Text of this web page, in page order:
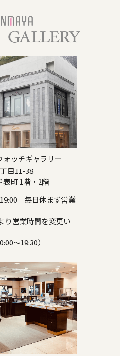
ォッチギャラリー
目11-38
表町 1階・2階
19:00 毎日休まず営業
り営業時間を変更い
～19:30）